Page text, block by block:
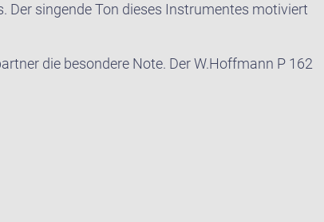
Der singende Ton dieses Instrumentes motiviert
die besondere Note. Der W.Hoffmann P 162